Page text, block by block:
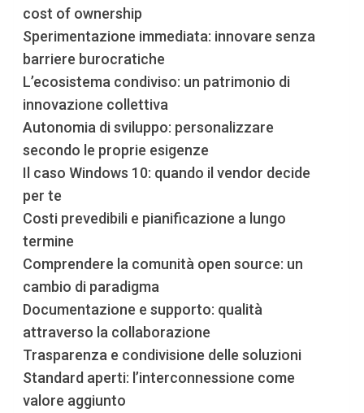
cost of ownership
Sperimentazione immediata: innovare senza
barriere burocratiche
L’ecosistema condiviso: un patrimonio di
innovazione collettiva
Autonomia di sviluppo: personalizzare
secondo le proprie esigenze
Il caso Windows 10: quando il vendor decide
per te
Costi prevedibili e pianificazione a lungo
termine
Comprendere la comunità open source: un
cambio di paradigma
Documentazione e supporto: qualità
attraverso la collaborazione
Trasparenza e condivisione delle soluzioni
Standard aperti: l’interconnessione come
valore aggiunto